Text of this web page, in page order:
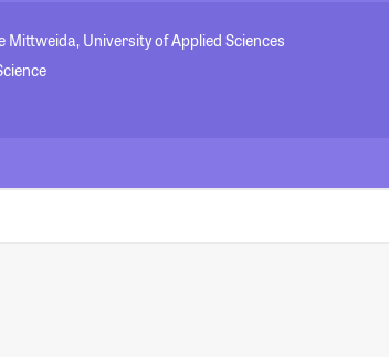
Mittweida, University of Applied Sciences